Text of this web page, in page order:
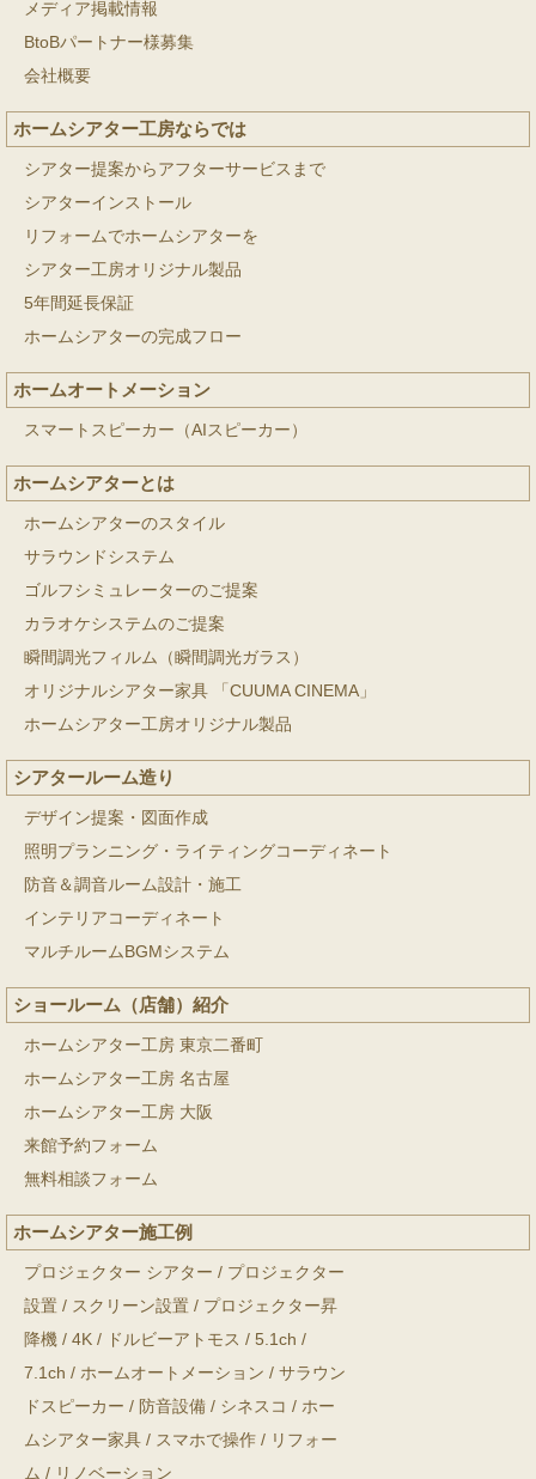
メディア掲載情報
BtoBパートナー様募集
会社概要
ホームシアター工房ならでは
シアター提案からアフターサービスまで
シアターインストール
リフォームでホームシアターを
シアター工房オリジナル製品
5年間延長保証
ホームシアターの完成フロー
ホームオートメーション
スマートスピーカー（AIスピーカー）
ホームシアターとは
ホームシアターのスタイル
サラウンドシステム
ゴルフシミュレーターのご提案
カラオケシステムのご提案
瞬間調光フィルム（瞬間調光ガラス）
オリジナルシアター家具 「CUUMA CINEMA」
ホームシアター工房オリジナル製品
シアタールーム造り
デザイン提案・図面作成
照明プランニング・ライティングコーディネート
防音＆調音ルーム設計・施工
インテリアコーディネート
マルチルームBGMシステム
ショールーム（店舗）紹介
ホームシアター工房 東京二番町
ホームシアター工房 名古屋
ホームシアター工房 大阪
来館予約フォーム
無料相談フォーム
ホームシアター施工例
プロジェクター シアター / プロジェクター
設置 / スクリーン設置 / プロジェクター昇
降機 / 4K / ドルビーアトモス / 5.1ch /
7.1ch / ホームオートメーション / サラウン
ドスピーカー / 防音設備 / シネスコ / ホー
ムシアター家具 / スマホで操作 / リフォー
ム / リノベーション